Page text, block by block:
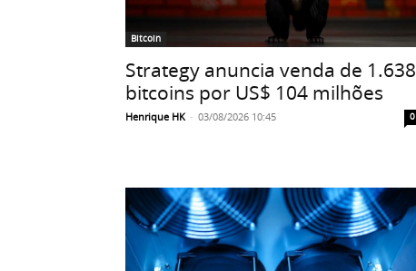
Bitcoin
Strategy anuncia venda de 1.638
bitcoins por US$ 104 milhões
Henrique HK - 03/08/2026 10:45 0